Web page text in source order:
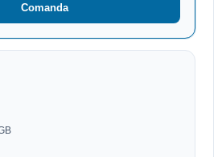
Comanda